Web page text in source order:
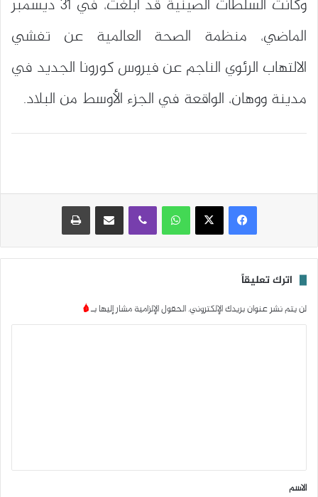
وكانت السلطات الصينية قد أبلغت، في 31 ديسمبر
الماضي، منظمة الصحة العالمية عن تفشي
الالتهاب الرئوي الناجم عن فيروس كورونا الجديد في
مدينة ووهان، الواقعة في الجزء الأوسط من البلاد.
واتساب مشاركة عبر البريد
اترك تعليقاً
لن يتم نشر عنوان بريدك الإلكتروني.الحقول الإلزامية مشار إليها بـ*
*
الاسم